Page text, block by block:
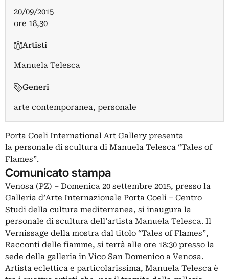
20/09/2015
ore 18,30
Artisti
Manuela Telesca
Generi
arte contemporanea, personale
Porta Coeli International Art Gallery presenta
la personale di scultura di Manuela Telesca “Tales of
Flames”.
Comunicato stampa
Venosa (PZ) – Domenica 20 settembre 2015, presso la
Galleria d’Arte Internazionale Porta Coeli – Centro
Studi della cultura mediterranea, si inaugura la
personale di scultura dell’artista Manuela Telesca. Il
Vernissage della mostra dal titolo “Tales of Flames”,
Racconti delle fiamme, si terrà alle ore 18:30 presso la
sede della galleria in Vico San Domenico a Venosa.
Artista eclettica e particolarissima, Manuela Telesca è